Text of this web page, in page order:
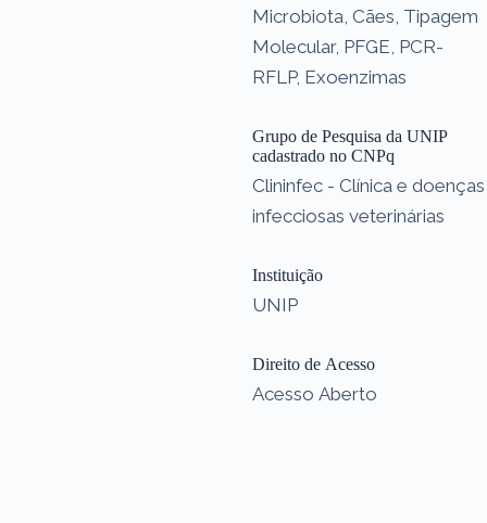
Microbiota, Cães, Tipagem
Molecular, PFGE, PCR-
RFLP, Exoenzimas
Grupo de Pesquisa da UNIP
cadastrado no CNPq
Clininfec - Clínica e doenças
infecciosas veterinárias
Instituição
UNIP
Direito de Acesso
Acesso Aberto